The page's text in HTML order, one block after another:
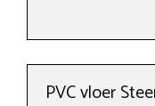
PVC vloer